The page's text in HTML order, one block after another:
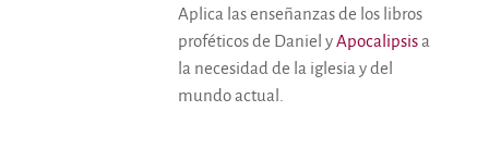
Aplica las enseñanzas de los libros
proféticos de Daniel yApocalipsisa
la necesidad de la iglesia y del
mundo actual.